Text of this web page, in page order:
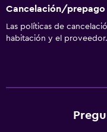
Menús para dietas
Servicios y facilidades
Recepción 24 horas
Cancelación/prepago
Las políticas de
habitación y el proveedor.